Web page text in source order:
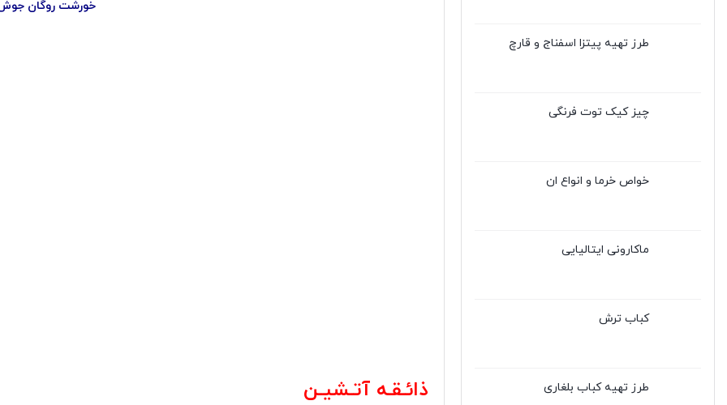
طرز تهیه پیتزا اسفناج و قارچ
چیز کیک توت فرنگی
خواص خرما و انواع ان
ماکارونی ایتالیایی
کباب ترش
طرز تهیه کباب بلغاری
خورشت روگان
ذائـقـه آتـشیـن